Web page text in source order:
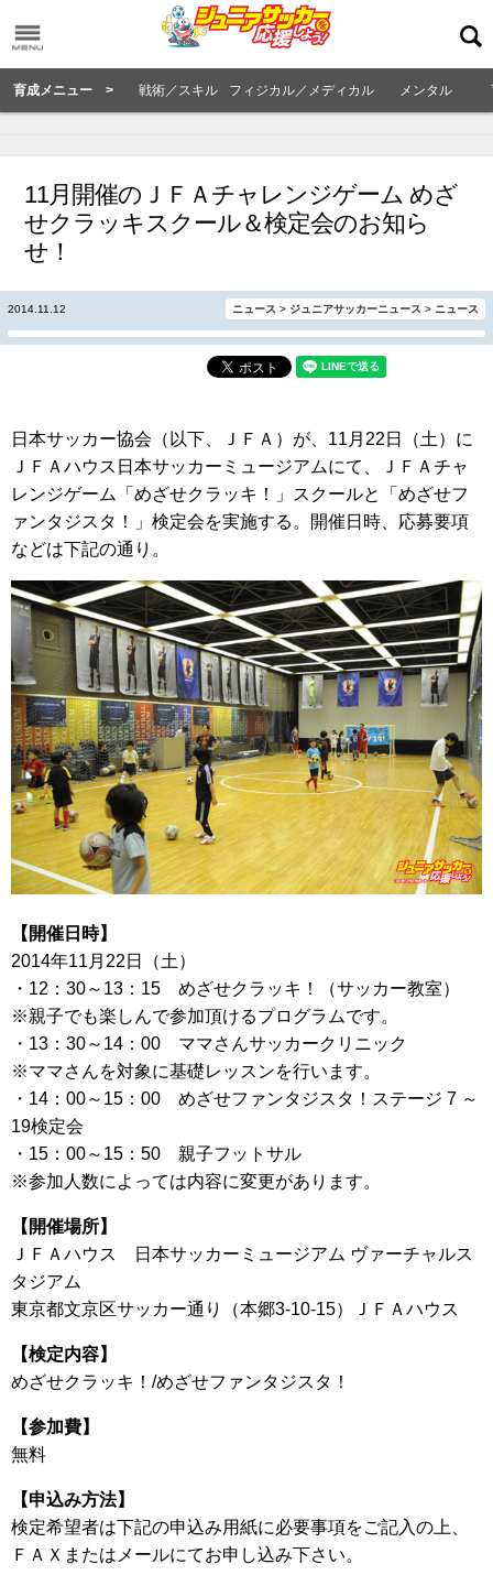
育成メニュー > 戦術／スキル フィジカル／メディカル メンタル
11月開催のＪＦＡチャレンジゲーム めざ
せクラッキスクール＆検定会のお知ら
せ！
2014.11.12 ニュース > ジュニアサッカーニュース > ニュース
日本サッカー協会（以下、ＪＦＡ）が、11月22日（土）に
ＪＦＡハウス日本サッカーミュージアムにて、ＪＦＡチャ
レンジゲーム「めざせクラッキ！」スクールと「めざせフ
ァンタジスタ！」検定会を実施する。開催日時、応募要項
などは下記の通り。
【開催日時】
2014年11月22日（土）
・12：30～13：15 めざせクラッキ！（サッカー教室）
※親子でも楽しんで参加頂けるプログラムです。
・13：30～14：00 ママさんサッカークリニック
※ママさんを対象に基礎レッスンを行います。
・14：00～15：00 めざせファンタジスタ！ステージ 7 ～
19検定会
・15：00～15：50 親子フットサル
※参加人数によっては内容に変更があります。
【開催場所】
ＪＦＡハウス 日本サッカーミュージアム ヴァーチャルス
タジアム
東京都文京区サッカー通り（本郷3-10-15）ＪＦＡハウス
【検定内容】
めざせクラッキ！/めざせファンタジスタ！
【参加費】
無料
【申込み方法】
検定希望者は下記の申込み用紙に必要事項をご記入の上、
ＦＡＸまたはメールにてお申し込み下さい。